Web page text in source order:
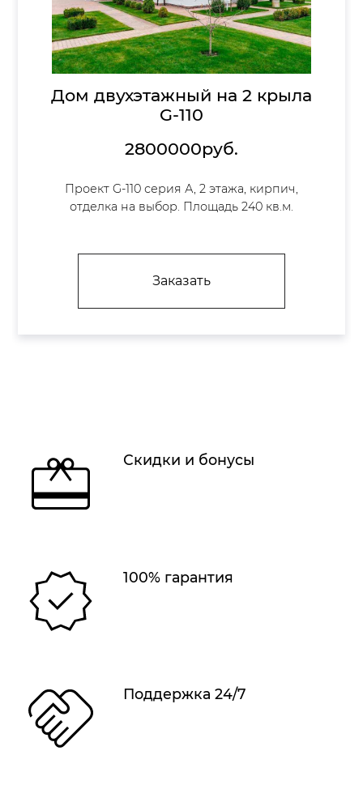
Дом двухэтажный на 2 крыла
G-110
2800000руб.
Проект G-110 серия А, 2 этажа, кирпич,
отделка на выбор. Площадь 240 кв.м.
Заказать
Скидки и бонусы
100% гарантия
Поддержка 24/7